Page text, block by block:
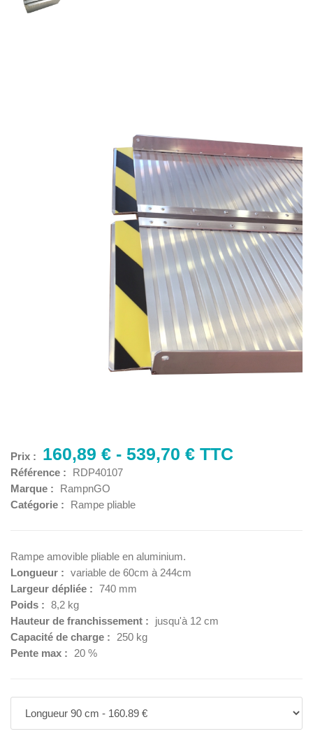
Prix : 160,89 € - 539,70 € TTC
Référence :
RDP40107
Marque :
RampnGO
Catégorie :
Rampe pliable
Rampe amovible pliable en aluminium.
Longueur : variable de 60cm à 244cm
Largeur dépliée : 740 mm
Poids : 8,2 kg
Hauteur de franchissement :
jusqu'à 12 cm
Capacité de charge :
250 kg
Pente max :
20 %